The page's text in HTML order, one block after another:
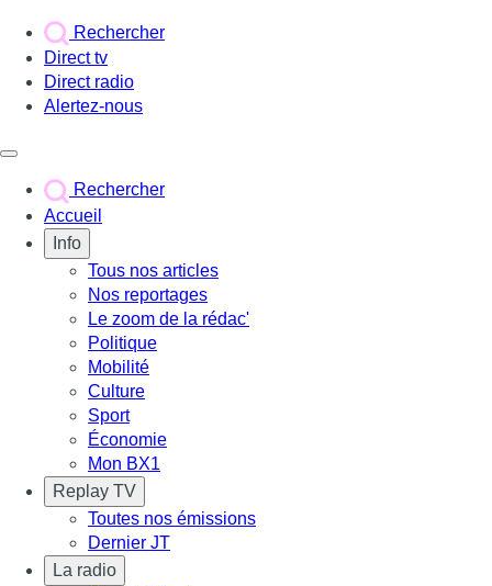
Rechercher
Direct tv
Direct radio
Alertez-nous
Rechercher
Accueil
Info
Tous nos articles
Nos reportages
Le zoom de la rédac'
Politique
Mobilité
Culture
Sport
Économie
Mon BX1
Replay TV
Toutes nos émissions
Dernier JT
La radio